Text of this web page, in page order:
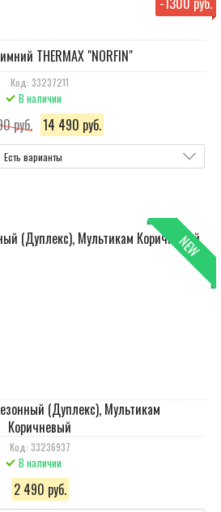
THERMAX "NORFIN"
Код: 33237211
В наличии
руб. 14 490 руб.
Есть варианты
NEW
(Дуплекс), Мультикам
Коричневый
Код: 33236937
В наличии
2 490 руб.